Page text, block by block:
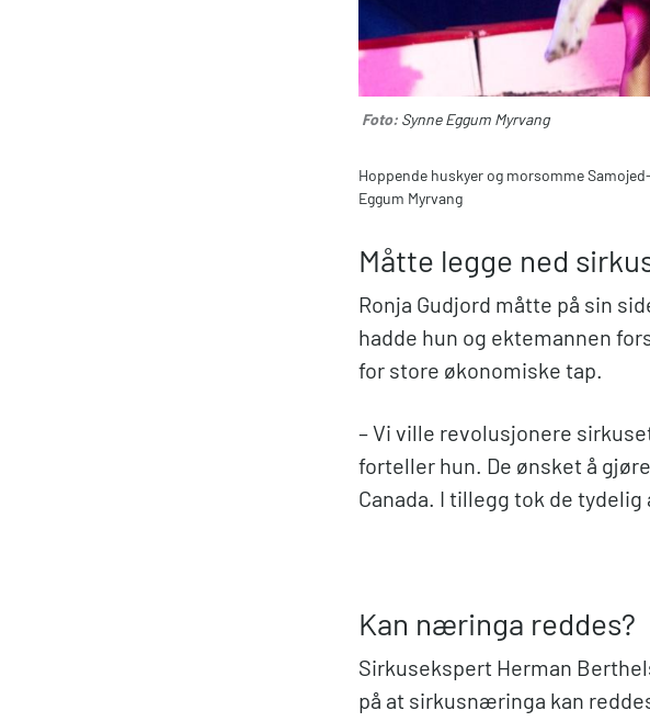
Foto: Synne Eggum Myrvang
Hoppende huskyer og morsomme
Eggum Myrvang
Måtte legge ned
Ronja Gudjord måtte på sin
hadde hun og ektemannen
for store økonomiske tap.
– Vi ville revolusjonere
forteller hun. De ønsket å
Canada. I tillegg tok de
Kan næringa reddes?
Sirkusekspert Herman
på at sirkusnæringa kan